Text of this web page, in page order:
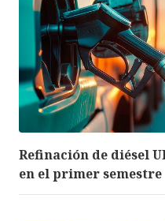
Refinación de diésel
en el primer semestre